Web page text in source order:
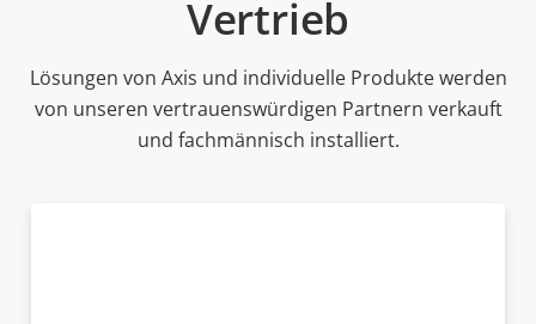
Vertrieb
Lösungen von Axis und individuelle Produkte werden
von unseren vertrauenswürdigen Partnern verkauft
und fachmännisch installiert.